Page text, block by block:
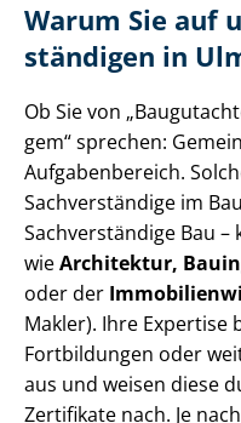
Warum Sie auf
stän­di­gen in
Ob Sie von
gem“ sprechen:
Aufgabenbereich.
Sachverständige im
Sachverständige Bau
wieArchitektur,
oder der
Makler). Ihre Expertise
Fortbildungen oder
aus und weisen diese
Zertifikate nach. Je